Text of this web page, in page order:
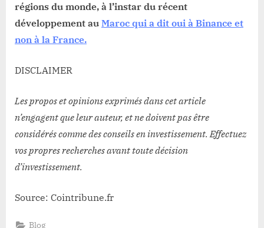
régions du monde, à l’instar du récent
développement au Maroc qui a dit oui à Binance et
non à la France.
DISCLAIMER
Les propos et opinions exprimés dans cet article
n’engagent que leur auteur, et ne doivent pas être
considérés comme des conseils en investissement. Effectuez
vos propres recherches avant toute décision
d’investissement.
Source: Cointribune.fr
Blog